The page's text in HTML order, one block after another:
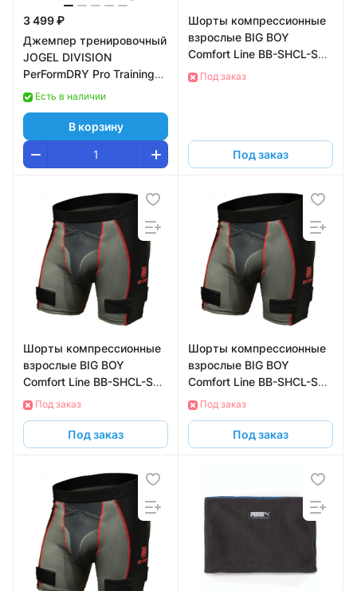
3 499 ₽
Джемпер тренировочный
JOGEL DIVISION
PerFormDRY Pro Training
Top, синий, детский
Есть в наличии
В корзину
Шорты компрессионные
взрослые BIG BOY
Comfort Line BB-SHCL-SR-
XL, с защитой паха, р.XL
Под заказ
Под заказ
Шорты компрессионные
взрослые BIG BOY
Comfort Line BB-SHCL-SR-
S с защитой паха, размер
Под заказ
Под заказ
Шорты компрессионные
взрослые BIG BOY
Comfort Line BB-SHCL-SR-
M с защитой паха,
Под заказ
Под заказ